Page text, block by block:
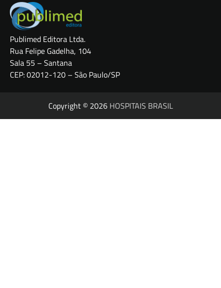
Publimed Editora Ltda.
Rua Felipe Gadelha, 104
Sala 55 – Santana
CEP: 02012-120 – São Paulo/SP
Copyright © 2026 HOSPITAIS BRASIL